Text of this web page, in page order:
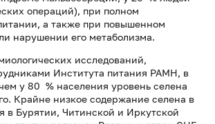
операций), при полном
а также при повышенном
нарушении его метаболизма.
исследований,
Института питания РАМН, в
у 80 % населения уровень селена
Крайне низкое содержание селена в
в Бурятии, Читинской и Иркутской